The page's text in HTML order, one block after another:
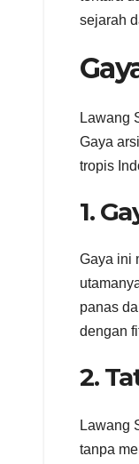
sejarah
Lawang
Gaya
tropis
1.
Gaya ini
panas
dengan
2.
Lawang
tanpa